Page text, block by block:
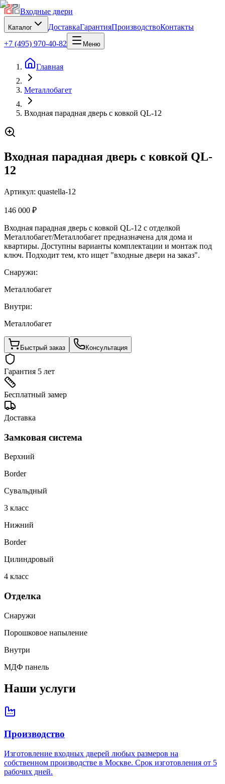
Входные двери
Каталог ДоставкаГарантияПроизводствоКонтакты
+7 (495) 970-40-82
Меню
Главная
Металлобагет
Входная парадная дверь с ковкой QL-12
Входная парадная дверь с ковкой QL-
12
Артикул: quastella-12
146 000 ₽
Входная парадная дверь с ковкой QL-12 с отделкой
Металлобагет/Металлобагет предназначена для дома и
квартиры. Доступны варианты комплектации и монтаж под
ключ. Подходит тем, кто ищет "входные двери на заказ".
Снаружи:
Металлобагет
Внутри:
Металлобагет
Быстрый заказ Консультация
Гарантия 5 лет
Бесплатный замер
Доставка
Замковая система
Верхний
Border
Сувальдный
3 класс
Нижний
Border
Цилиндровый
4 класс
Отделка
Снаружи
Порошковое напыление
Внутри
МДФ панель
Наши услуги
Производство
Изготовление входных дверей любых размеров на
собственном производстве в Москве. Срок изготовления от 5
рабочих дней.